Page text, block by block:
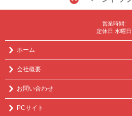
営業時間:
定休日:水曜日
ホーム
会社概要
お問い合わせ
PCサイト